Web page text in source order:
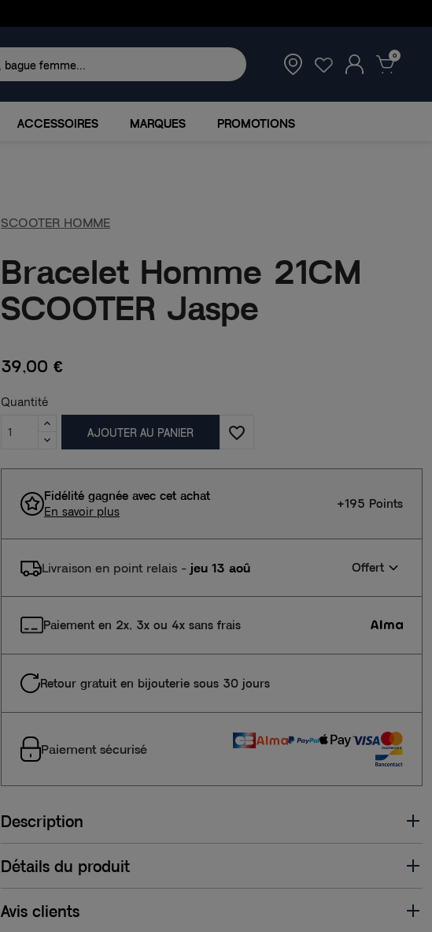
0
ACCESSOIRES MARQUES PROMOTIONS
SCOOTER HOMME
Bracelet Homme 21CM
SCOOTER Jaspe
39,00 €
Quantité
AJOUTER AU PANIER favorite_border
Fidélité gagnée avec cet achat
En savoir plus
+195 Points
Livraison en point relais- jeu 13 aoû Offert
Paiement en 2x, 3x ou 4x sans frais
Retour gratuit en bijouterie sous 30 jours
Paiement sécurisé
Description
Détails du produit
Avis clients